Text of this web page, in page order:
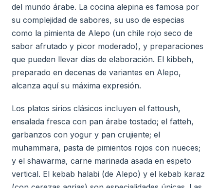
del mundo árabe. La cocina alepina es famosa por
su complejidad de sabores, su uso de especias
como la pimienta de Alepo (un chile rojo seco de
sabor afrutado y picor moderado), y preparaciones
que pueden llevar días de elaboración. El kibbeh,
preparado en decenas de variantes en Alepo,
alcanza aquí su máxima expresión.
Los platos sirios clásicos incluyen el fattoush,
ensalada fresca con pan árabe tostado; el fatteh,
garbanzos con yogur y pan crujiente; el
muhammara, pasta de pimientos rojos con nueces;
y el shawarma, carne marinada asada en espeto
vertical. El kebab halabi (de Alepo) y el kebab karaz